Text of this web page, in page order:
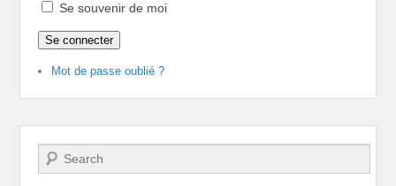
Se souvenir de moi
Se connecter
Mot de passe oublié ?
Recherche